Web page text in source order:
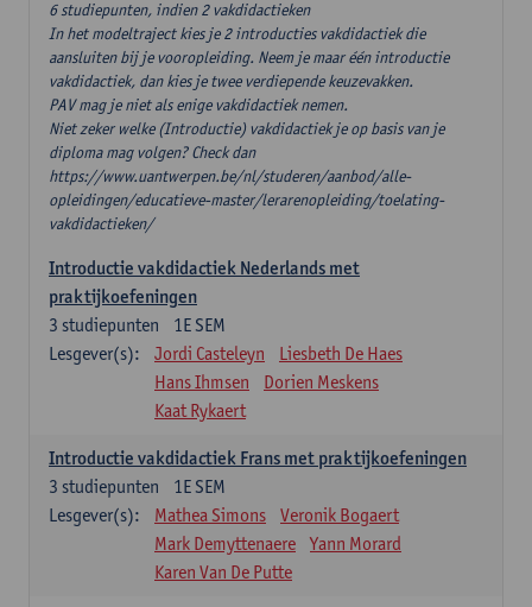
6 studiepunten, indien 2 vakdidactieken
In het modeltraject kies je 2 introducties vakdidactiek die
aansluiten bij je vooropleiding. Neem je maar één introductie
vakdidactiek, dan kies je twee verdiepende keuzevakken.
PAV mag je niet als enige vakdidactiek nemen.
Niet zeker welke (Introductie) vakdidactiek je op basis van je
diploma mag volgen? Check dan
https://www.uantwerpen.be/nl/studeren/aanbod/alle-
opleidingen/educatieve-master/lerarenopleiding/toelating-
vakdidactieken/
Introductie vakdidactiek Nederlands met
praktijkoefeningen
1E SEM
3 studiepunten
Lesgever(s):
Jordi Casteleyn
Liesbeth De Haes
Hans Ihmsen
Dorien Meskens
Kaat Rykaert
Introductie vakdidactiek Frans met praktijkoefeningen
1E SEM
3 studiepunten
Lesgever(s):
Mathea Simons
Veronik Bogaert
Mark Demyttenaere
Yann Morard
Karen Van De Putte